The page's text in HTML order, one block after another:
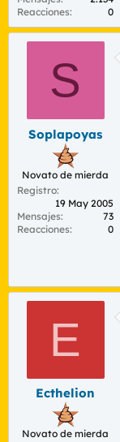
Reacciones
0
S
Soplapoyas
Novato de mierda
Registro
19 May 2005
Mensajes
73
Reacciones
0
E
Ecthelion
Novato de mierda